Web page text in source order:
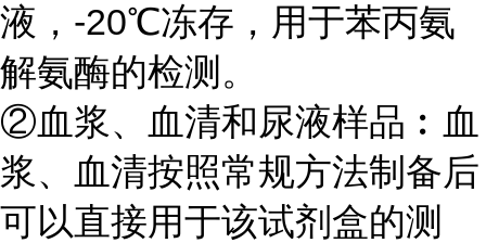
液，-20℃冻存，用于苯丙氨
解氨酶的检测。
②血浆、血清和尿液样品︰血
浆、血清按照常规方法制备后
可以直接用于该试剂盒的测